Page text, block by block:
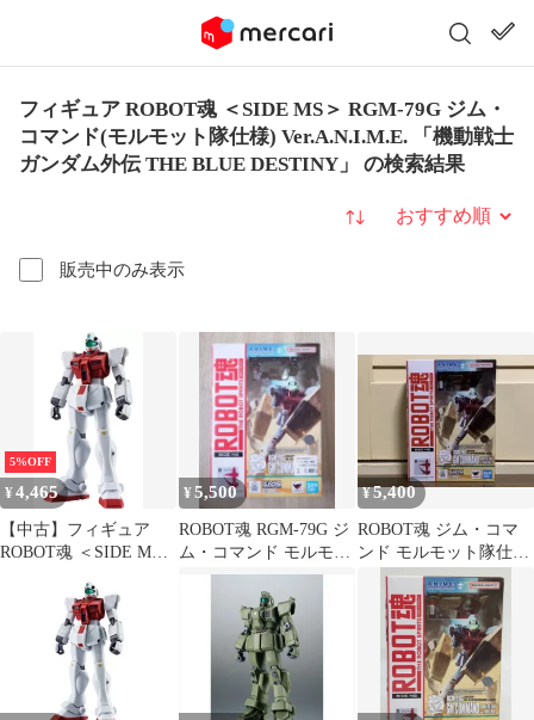
フィギュア ROBOT魂 ＜SIDE MS＞ RGM-79G ジム・
コマンド(モルモット隊仕様) Ver.A.N.I.M.E. 「機動戦士
ガンダム外伝 THE BLUE DESTINY」 の検索結果
販売中のみ表示
並び替え
5%OFF
¥4,465
【中古】フィギュア
ROBOT魂 ＜SIDE MS
マンド(モルモット隊仕
様) Ver.A.N.I.M.E. 「機
動戦士ガンダム外伝
THE BLUE DESTINY」
¥5,500
ROBOT魂 RGM-79G ジ
ム・コマンド モルモッ
ト隊仕様
¥5,400
ROBOT魂 ジム・コマ
ンド モルモット隊仕様
ver. A.N.I.M.E